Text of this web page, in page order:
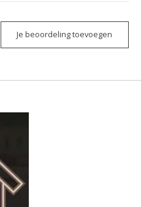
Je beoordeling toevoegen